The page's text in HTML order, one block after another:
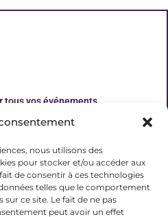
nous utilisons des
pour stocker et/ou accéder aux
de consentir à ces technologies
telles que le comportement
ce site. Le fait de ne pas
peut avoir un effet
tous vos événements